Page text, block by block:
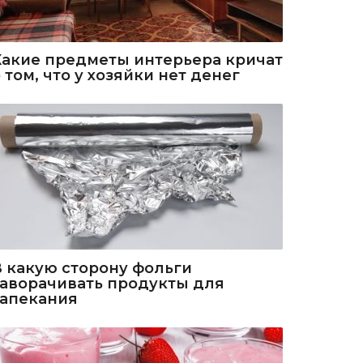
предметы интерьера кричат
том, что у хозяйки нет денег
какую сторону фольги
продукты для